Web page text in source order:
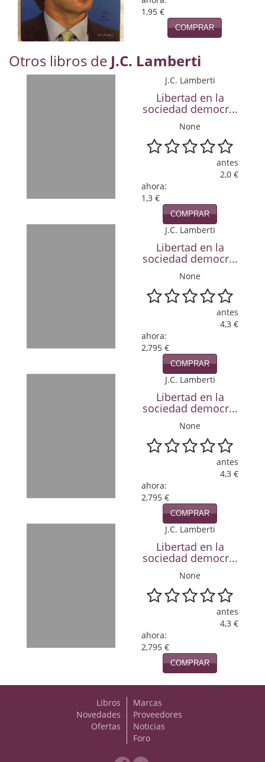
Novela fantástica
Novela histórica
Novela negra
1,95 €
COMPRAR
Otros libros de J.C. Lamberti
J.C. Lamberti
Libertad en la
sociedad democr...
None
antes
2,0 €
ahora:
1,3 €
COMPRAR
J.C. Lamberti
Libertad en la
sociedad democr...
None
antes
4,3 €
ahora:
2,795 €
COMPRAR
J.C. Lamberti
Libertad en la
sociedad democr...
None
antes
4,3 €
ahora:
2,795 €
COMPRAR
J.C. Lamberti
Libertad en la
sociedad democr...
None
antes
4,3 €
ahora:
2,795 €
COMPRAR
Libros
Novedades
Ofertas
Marcas
Proveedores
Noticias
Foro